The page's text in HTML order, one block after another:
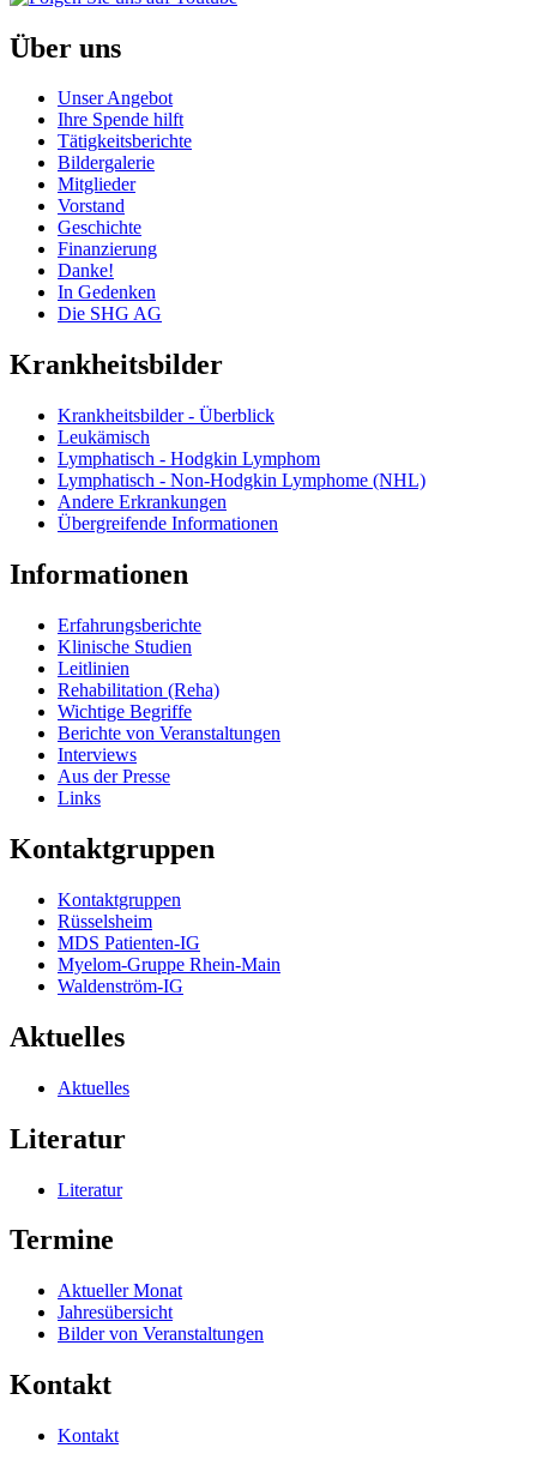
Über uns
Unser Angebot
Ihre Spende hilft
Tätigkeitsberichte
Bildergalerie
Mitglieder
Vorstand
Geschichte
Finanzierung
Danke!
In Gedenken
Die SHG AG
Krankheitsbilder
Krankheitsbilder - Überblick
Leukämisch
Lymphatisch - Hodgkin Lymphom
Lymphatisch - Non-Hodgkin Lymphome (NHL)
Andere Erkrankungen
Übergreifende Informationen
Informationen
Erfahrungsberichte
Klinische Studien
Leitlinien
Rehabilitation (Reha)
Wichtige Begriffe
Berichte von Veranstaltungen
Interviews
Aus der Presse
Links
Kontaktgruppen
Kontaktgruppen
Rüsselsheim
MDS Patienten-IG
Myelom-Gruppe Rhein-Main
Waldenström-IG
Aktuelles
Aktuelles
Literatur
Literatur
Termine
Aktueller Monat
Jahresübersicht
Bilder von Veranstaltungen
Kontakt
Kontakt